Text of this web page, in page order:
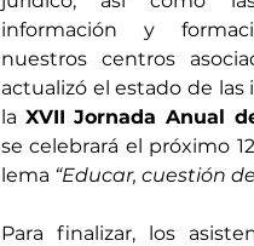
información y
nuestros centros
actualizó el estado de las
la XVII Jornada Anual
se celebrará el próximo
lema “Educar, cuestión
Para finalizar, los